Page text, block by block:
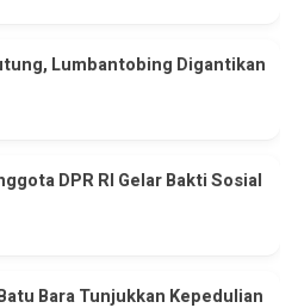
Lumbantobing Digantikan
DPR RI Gelar Bakti Sosial
Bara Tunjukkan Kepedulian